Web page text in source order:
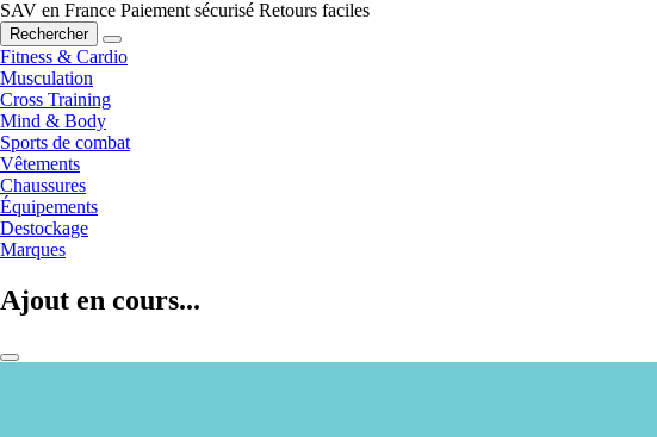
SAV en France Paiement sécurisé Retours faciles
Rechercher
Fitness & Cardio
Musculation
Cross Training
Mind & Body
Sports de combat
Vêtements
Chaussures
Équipements
Destockage
Marques
Ajout en cours...